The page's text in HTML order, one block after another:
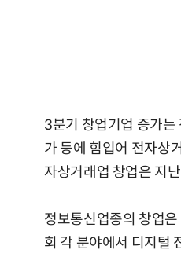
3분기 창업기업 증가는
가 등에 힘입어 전자상
자상거래업 창업은 지
정보통신업종의 창업
회 각 분야에서 디지털